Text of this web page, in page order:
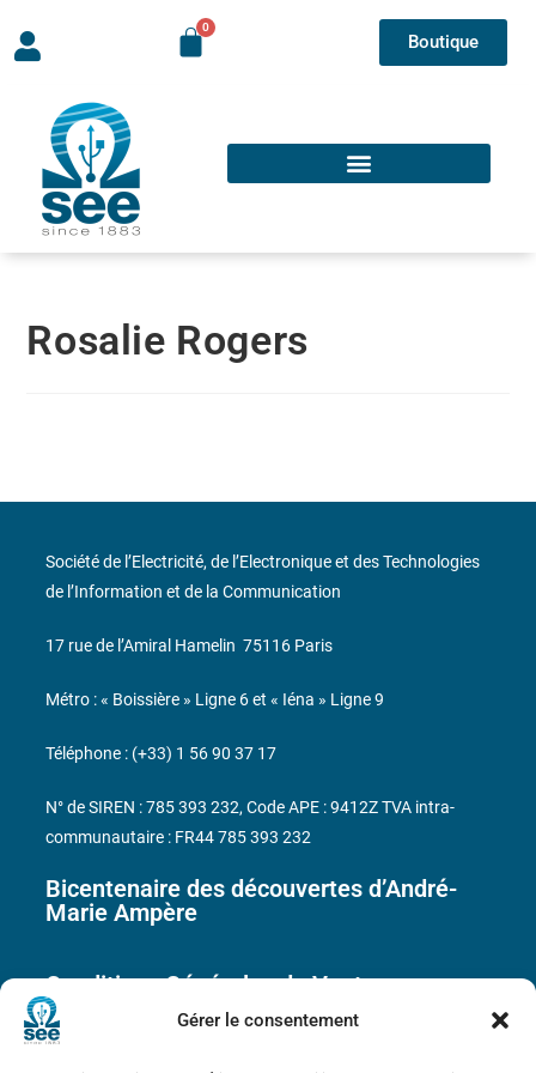
Gérer le consentement
Boutique
Rosalie Rogers
Bicentenaire des découvertes d’André-
Marie Ampère
Conditions Générales de Vente
Société de l’Electricité, de l’Electronique et des Technologies
de l’Information et de la Communication
17 rue de l’Amiral Hamelin 75116 Paris
Métro : « Boissière » Ligne 6 et « Iéna » Ligne 9
Téléphone : (+33) 1 56 90 37 17
N° de SIREN : 785 393 232, Code APE : 9412Z TVA intra-
communautaire : FR44 785 393 232